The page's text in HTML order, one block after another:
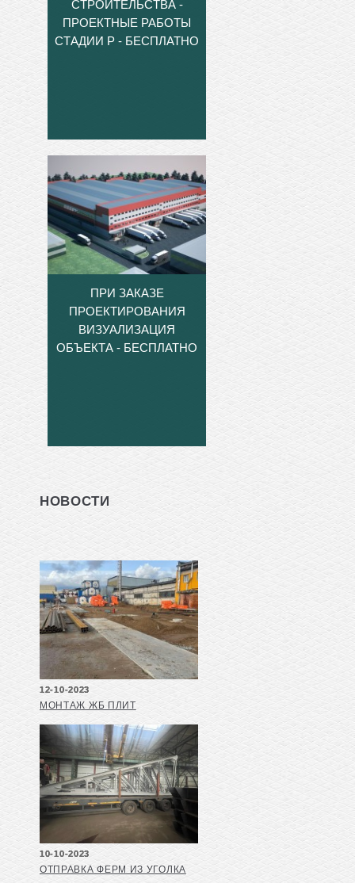
СТРОИТЕЛЬСТВА -
ПРОЕКТНЫЕ РАБОТЫ
СТАДИИ Р - БЕСПЛАТНО
ПРИ ЗАКАЗЕ
ПРОЕКТИРОВАНИЯ
ВИЗУАЛИЗАЦИЯ
ОБЪЕКТА - БЕСПЛАТНО
НОВОСТИ
12-10-2023
МОНТАЖ ЖБ ПЛИТ
10-10-2023
ОТПРАВКА ФЕРМ ИЗ УГОЛКА